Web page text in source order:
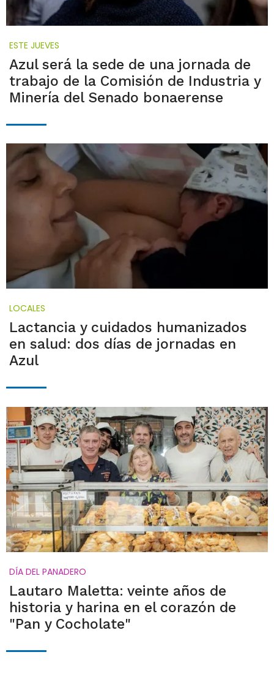
ESTE JUEVES
Azul será la sede de una jornada de
trabajo de la Comisión de Industria y
Minería del Senado bonaerense
LOCALES
Lactancia y cuidados humanizados
en salud: dos días de jornadas en
Azul
DÍA DEL PANADERO
Lautaro Maletta: veinte años de
historia y harina en el corazón de
"Pan y Cocholate"